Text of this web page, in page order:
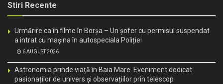
Stiri Recente
Urmărire ca în filme în Borșa – Un șofer cu permisul suspendat
a intrat cu mașina în autospeciala Poliției
6 AUGUST 2026
Astronomia prinde viață în Baia Mare. Eveniment dedicat
pasionaților de univers și observațiilor prin telescop